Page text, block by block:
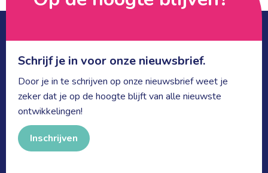
Schrijf je in voor onze nieuwsbrief.
Door je in te schrijven op onze nieuwsbrief weet je
zeker dat je op de hoogte blijft van alle nieuwste
ontwikkelingen!
Inschrijven